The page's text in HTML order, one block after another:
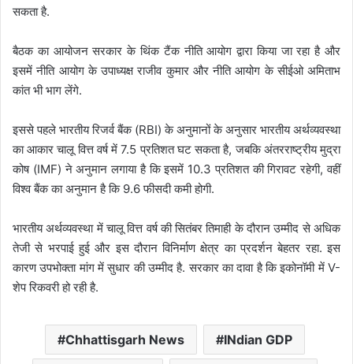
सकता है.
बैठक का आयोजन सरकार के थिंक टैंक नीति आयोग द्वारा किया जा रहा है और
इसमें नीति आयोग के उपाध्यक्ष राजीव कुमार और नीति आयोग के सीईओ अमिताभ
कांत भी भाग लेंगे.
इससे पहले भारतीय रिजर्व बैंक (RBI) के अनुमानों के अनुसार भारतीय अर्थव्यवस्था
का आकार चालू वित्त वर्ष में 7.5 प्रतिशत घट सकता है, जबकि अंतरराष्ट्रीय मुद्रा
कोष (IMF) ने अनुमान लगाया है कि इसमें 10.3 प्रतिशत की गिरावट रहेगी, वहीं
विश्व बैंक का अनुमान है कि 9.6 फीसदी कमी होगी.
भारतीय अर्थव्यवस्था में चालू वित्त वर्ष की सितंबर तिमाही के दौरान उम्मीद से अधिक
तेजी से भरपाई हुई और इस दौरान विनिर्माण क्षेत्र का प्रदर्शन बेहतर रहा. इस
कारण उपभोक्ता मांग में सुधार की उम्मीद है. सरकार का दावा है कि इकोनॉमी में V-
शेप रिकवरी हो रही है.
Chhattisgarh News INdian GDP